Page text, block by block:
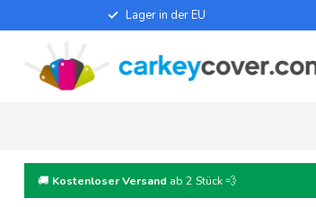
Lager in der EU
🚚 Kostenloser Versand ab 2 Stück 💨